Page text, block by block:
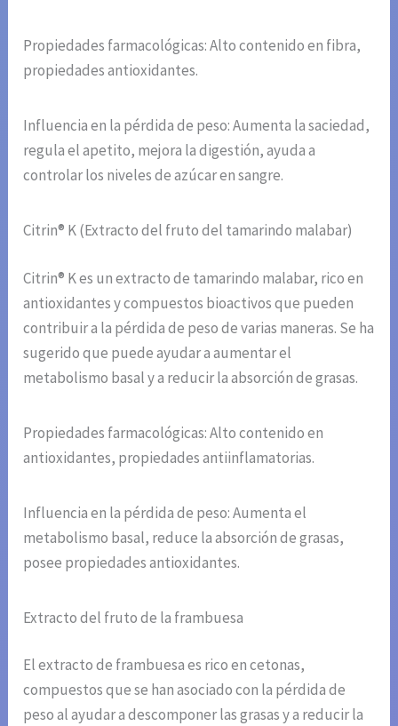
Propiedades farmacológicas: Alto contenido en fibra,
propiedades antioxidantes.
Influencia en la pérdida de peso: Aumenta la saciedad,
regula el apetito, mejora la digestión, ayuda a
controlar los niveles de azúcar en sangre.
Citrin® K (Extracto del fruto del tamarindo malabar)
Citrin® K es un extracto de tamarindo malabar, rico en
antioxidantes y compuestos bioactivos que pueden
contribuir a la pérdida de peso de varias maneras. Se ha
sugerido que puede ayudar a aumentar el
metabolismo basal y a reducir la absorción de grasas.
Propiedades farmacológicas: Alto contenido en
antioxidantes, propiedades antiinflamatorias.
Influencia en la pérdida de peso: Aumenta el
metabolismo basal, reduce la absorción de grasas,
posee propiedades antioxidantes.
Extracto del fruto de la frambuesa
El extracto de frambuesa es rico en cetonas,
compuestos que se han asociado con la pérdida de
peso al ayudar a descomponer las grasas y a reducir la